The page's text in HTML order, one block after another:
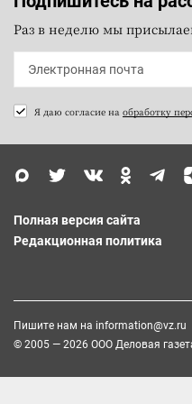
Раз в неделю мы
Я даю согласие на обработку
Полная версия сайта
Редакционная политика
Пишите нам на information@vz.ru
© 2005 — 2026 ООО Деловая